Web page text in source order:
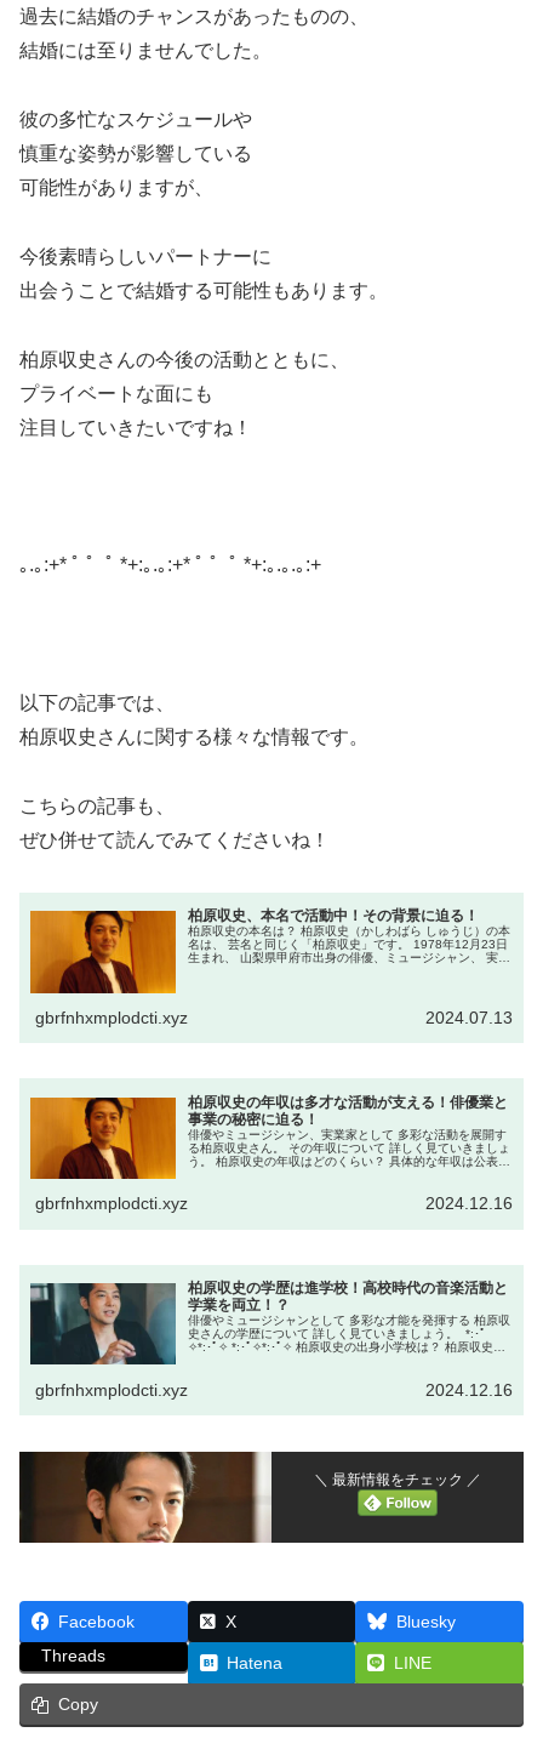
過去に結婚のチャンスがあったものの、
結婚には至りませんでした。
彼の多忙なスケジュールや
慎重な姿勢が影響している
可能性がありますが、
今後素晴らしいパートナーに
出会うことで結婚する可能性もあります。
柏原収史さんの今後の活動とともに、
プライベートな面にも
注目していきたいですね！
｡.｡:+* ﾟ ゜ﾟ *+:｡.｡:+* ﾟ ゜ﾟ *+:｡.｡.｡:+
以下の記事では、
柏原収史さんに関する様々な情報です。
こちらの記事も、
ぜひ併せて読んでみてくださいね！
柏原収史、本名で活動中！その背景に迫る！
柏原収史の本名は？ 柏原収史（かしわばら しゅうじ）の本
名は、 芸名と同じく「柏原収史」です。 1978年12月23日
生まれ、 山梨県甲府市出身の俳優、ミュージシャン、 実業
gbrfnhxmplodcti.xyz 2024.07.13
柏原収史の年収は多才な活動が支える！俳優業と
事業の秘密に迫る！
俳優やミュージシャン、実業家として 多彩な活動を展開す
る柏原収史さん。 その年収について 詳しく見ていきましょ
う。 柏原収史の年収はどのくらい？ 具体的な年収は公表さ
gbrfnhxmplodcti.xyz 2024.12.16
柏原収史の学歴は進学校！高校時代の音楽活動と
学業を両立！？
俳優やミュージシャンとして 多彩な才能を発揮する 柏原収
史さんの学歴について 詳しく見ていきましょう。 *:･ﾟ
✧*:･ﾟ✧ *:･ﾟ✧*:･ﾟ✧ 柏原収史の出身小学校は？ 柏原収史さ
gbrfnhxmplodcti.xyz 2024.12.16
＼ 最新情報をチェック ／
Facebook X
Bluesky
Threads
Hatena LINE
Copy